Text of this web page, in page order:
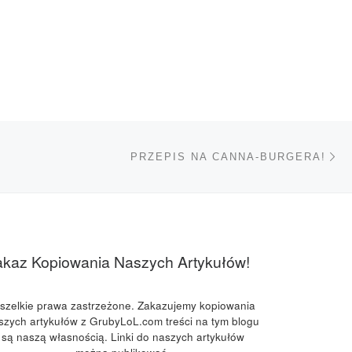
PRZEPIS NA CANNA-BURGERA!
Kopiowania Naszych Artykułów!
prawa zastrzeżone. Zakazujemy kopiowania
artykułów z GrubyLoL.com treści na tym blogu
są naszą własnością. Linki do naszych artykułów